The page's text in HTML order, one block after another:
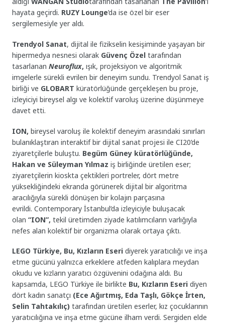
hayata geçirdi. RUZY Lounge’da ise özel bir eser
sergilemesiyle yer aldı.
Trendyol Sanat, dijital ile fizikselin kesişiminde yaşayan bir
hipermedya nesnesi olarak Güvenç Özel tarafından
tasarlananNeuroflux, ışık, projeksiyon ve algoritmik
imgelerle sürekli evrilen bir deneyim sundu. Trendyol Sanat iş
birliği ve GLOBART küratörlüğünde gerçekleşen bu proje,
izleyiciyi bireysel algı ve kolektif varoluş üzerine düşünmeye
davet etti.
ION, bireysel varoluş ile kolektif deneyim arasındaki sınırları
bulanıklaştıran interaktif bir dijital sanat projesi ile CI20’de
ziyaretçilerle buluştu. Begüm Güney küratörlüğünde,
Hakan ve Süleyman Yılmaziş birliğinde üretilen eser;
ziyaretçilerin kioskta çektikleri portreler, dört metre
yüksekliğindeki ekranda görünerek dijital bir algoritma
aracılığıyla sürekli dönüşen bir kolajın parçasına
evrildi. Contemporary İstanbul’da izleyiciyle buluşacak
olan“ION”, tekil üretimden ziyade katılımcıların varlığıyla
nefes alan kolektif bir organizma olarak ortaya çıktı.
LEGO Türkiye, Bu, Kızların Eseridiyerek yaratıcılığı ve inşa
etme gücünü yalnızca erkeklere atfeden kalıplara meydan
okudu ve kızların yaratıcı özgüvenini odağına aldı. Bu
kapsamda, LEGO Türkiye ile birlikte Bu, Kızların Eseri diyen
dört kadın sanatçı (Ece Ağırtmış, Eda Taşlı, Gökçe İrten,
Selin Tahtakılıç) tarafından üretilen eserler, kız çocuklarının
yaratıcılığına ve inşa etme gücüne ilham verdi. Sergiden elde